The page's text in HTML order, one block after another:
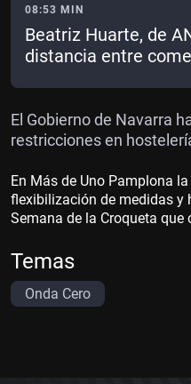
08:53 MIN
Beatriz Huarte, de
distancia entre
El Gobierno de Navarra
restricciones en
En Más de Uno Pamplona
flexibilización de medidas y
Semana de la Croqueta que
Temas
Onda Cero